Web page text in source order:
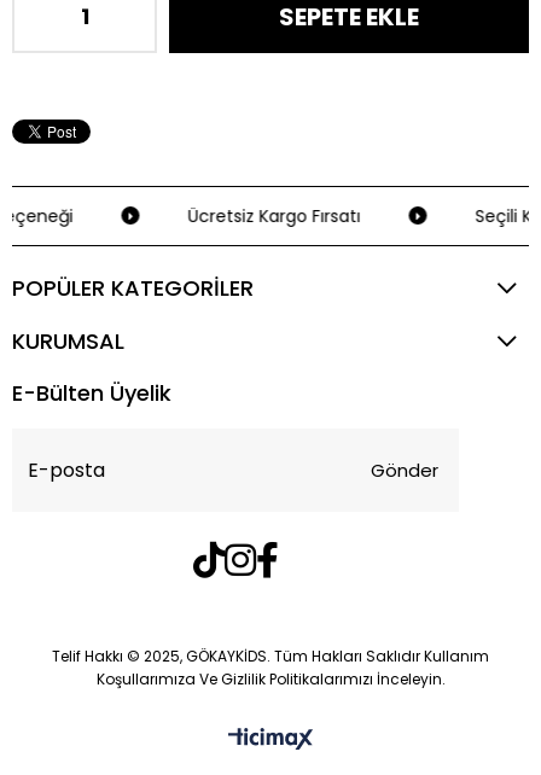
Ücretsiz Kargo Fırsatı Seçili
POPÜLER KATEGORİLER
KURUMSAL
E-Bülten Üyelik
Gönder
Telif Hakkı © 2025, GÖKAYKİDS. Tüm Hakları Saklıdır Kullanım
Koşullarımıza Ve Gizlilik Politikalarımızı İnceleyin.